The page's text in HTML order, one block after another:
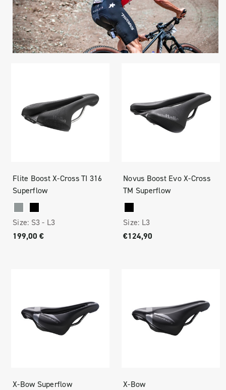
Flite Boost X-Cross TI 316
Superflow
Size: S3 - L3
199,00 €
Novus Boost Evo X-Cross
TM Superflow
Size: L3
€124,90
X-Bow Superflow X-Bow